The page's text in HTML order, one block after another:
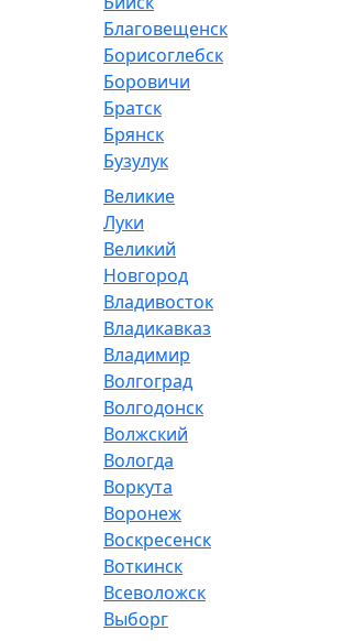
Благовещенск
Борисоглебск
Боровичи
Братск
Брянск
Бузулук
Великие
Луки
Великий
Новгород
Владивосток
Владикавказ
Владимир
Волгоград
Волгодонск
Волжский
Вологда
Воркута
Воронеж
Воскресенск
Воткинск
Всеволожск
Выборг